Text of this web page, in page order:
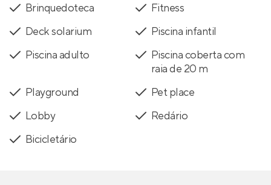
Brinquedoteca
Fitness
Deck solarium
Piscina infantil
Piscina adulto
Piscina coberta com
raia de 20 m
Playground
Pet place
Lobby
Redário
Bicicletário